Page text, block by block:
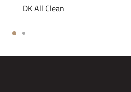
DK All Clean